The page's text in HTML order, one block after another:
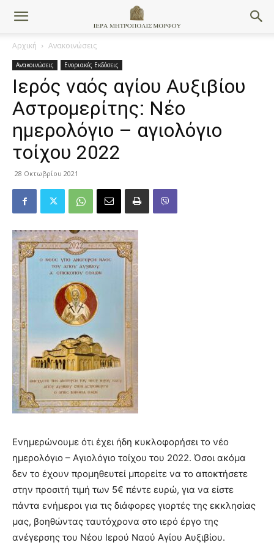
Αρχική Ανακοινώσεις
Ανακοινώσεις Ενοριακές Εκδόσεις
Ιερός ναός αγίου Αυξιβίου
Αστρομερίτης: Νέο
ημερολόγιο – αγιολόγιο
τοίχου 2022
28 Οκτωβρίου 2021
Ενημερώνουμε ότι έχει ήδη κυκλοφορήσει το νέο
ημερολόγιο – Αγιολόγιο τοίχου του 2022. Όσοι ακόμα
δεν το έχουν προμηθευτεί μπορείτε να το αποκτήσετε
στην προσιτή τιμή των 5€ πέντε ευρώ, για να είστε
πάντα ενήμεροι για τις διάφορες γιορτές της εκκλησίας
μας, βοηθώντας ταυτόχρονα στο ιερό έργο της
ανέγερσης του Νέου Ιερού Ναού Αγίου Αυξιβίου.